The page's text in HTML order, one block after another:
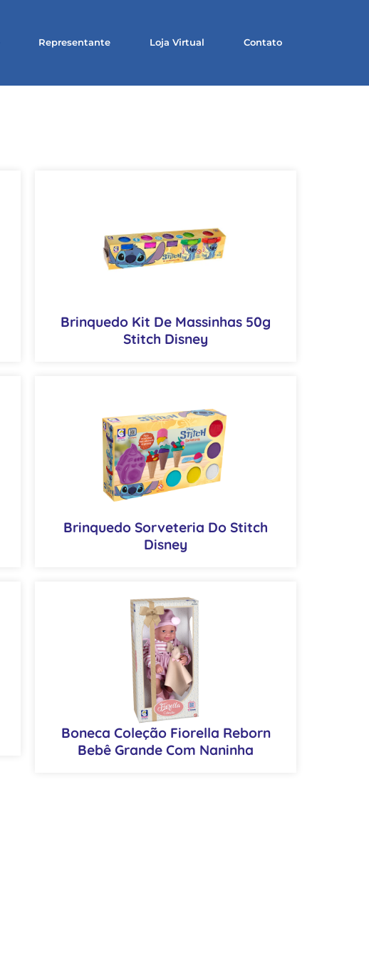
Representante Loja Virtual Contato
Brinquedo Kit De Massinhas 50g
Stitch Disney
Brinquedo Sorveteria Do Stitch
Disney
Boneca Coleção Fiorella Reborn
Bebê Grande Com Naninha